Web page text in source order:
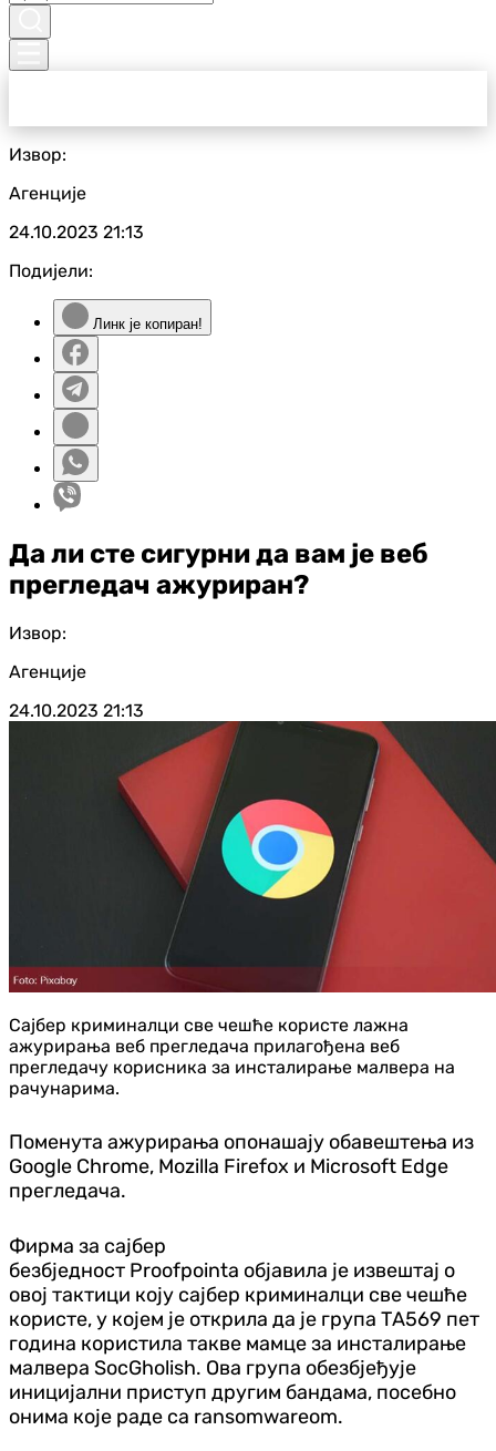
Извор:
Агенције
24.10.2023 21:13
Подијели:
Линк је копиран!
Да ли сте сигурни да вам је веб
прегледач ажуриран?
Извор:
Агенције
24.10.2023 21:13
Сајбер криминалци све чешће користе лажна
ажурирања веб прегледача прилагођена веб
прегледачу корисника за инсталирање малвера на
рачунарима.
Поменута ажурирања опонашају обавештења из
Google Chrome, Mozilla Firefox и Microsoft Edge
прегледача.
Фирма за сајбер
безбједност Proofpointa објавила је извештај о
овој тактици коју сајбер криминалци све чешће
користе, у којем је открила да је група ТА569 пет
година користила такве мамце за инсталирање
малвера SocGholish. Ова група обезбјеђује
иницијални приступ другим бандама, посебно
онима које раде са ransomwareom.